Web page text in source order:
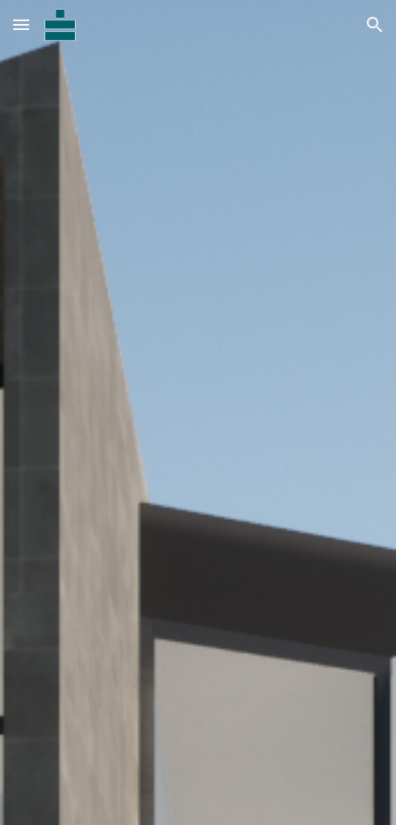
Skip to main content Skip to navigation